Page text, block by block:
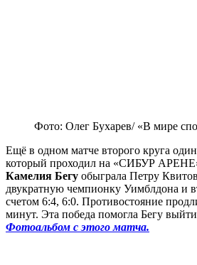
Фото: Олег Бухарев/ «В мире
Ещё в одном матче второго круга
который проходил на «СИБУР
Камелия Бегу обыграла Петру
двукратную чемпионку Уимблдона и
счетом 6:4, 6:0. Противостояние
минут. Эта победа помогла Бегу
Фотоальбом с этого матча.